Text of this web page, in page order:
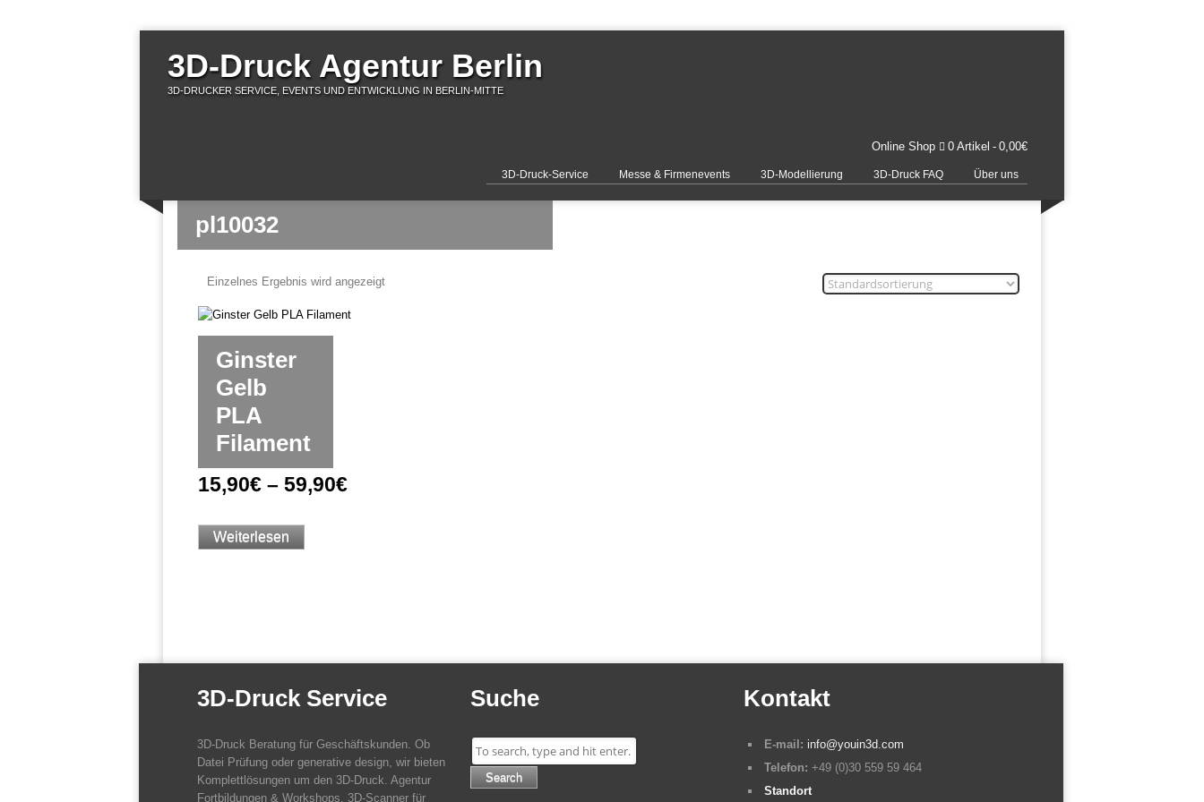
3D-Druck Agentur Berlin
3D-DRUCKER SERVICE, EVENTS UND ENTWICKLUNG IN BERLIN-MITTE
Online Shop 0 Artikel 0,00€
3D-Druck-Service Messe & Firmenevents 3D-Modellierung 3D-Druck FAQ Über uns
pl10032
Einzelnes Ergebnis wird angezeigt
Ginster
Gelb
PLA
Filament
15,90€ – 59,90€
Weiterlesen
3D-Druck Service
3D-Druck Beratung für Geschäftskunden. Ob
Datei Prüfung oder generative design, wir bieten
Komplettlösungen um den 3D-Druck. Agentur
Fortbildungen & Workshops. 3D-Scanner für
Suche
Search
Kontakt
E-mail: info@youin3d.com
Telefon: +49 (0)30 559 59 464
Standort